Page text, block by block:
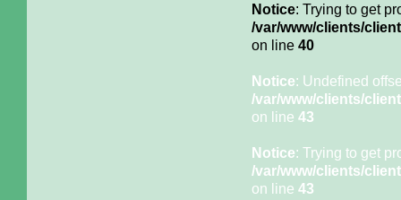
Notice: Trying to get
/var/www/clients/
on line 40
Notice: Undefined
/var/www/clients/
on line 43
Notice: Trying to get
/var/www/clients/
on line 43